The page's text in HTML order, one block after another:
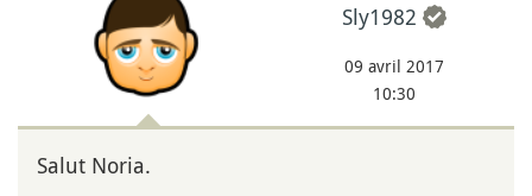
Sly1982
09 avril 2017
10:30
Salut Noria.